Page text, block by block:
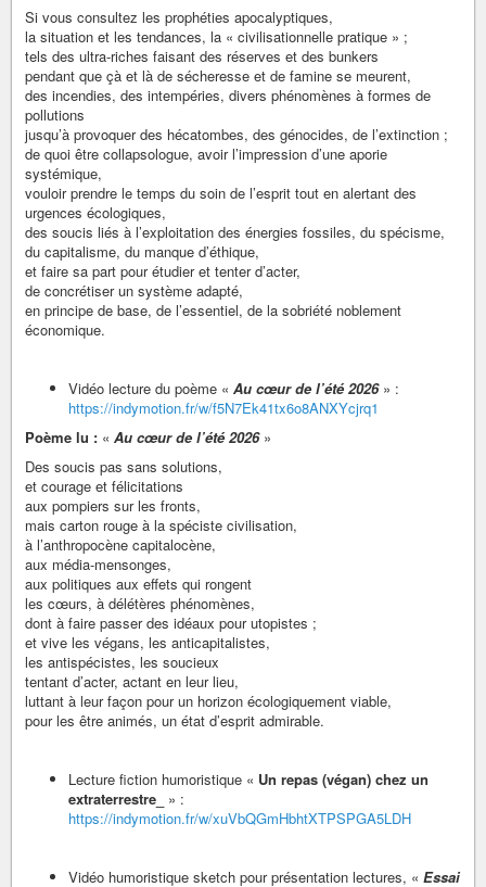
Si vous consultez les prophéties apocalyptiques,
la situation et les tendances, la « civilisationnelle pratique » ;
tels des ultra-riches faisant des réserves et des bunkers
pendant que çà et là de sécheresse et de famine se meurent,
des incendies, des intempéries, divers phénomènes à formes de
pollutions
jusqu’à provoquer des hécatombes, des génocides, de l’extinction ;
de quoi être collapsologue, avoir l’impression d’une aporie
systémique,
vouloir prendre le temps du soin de l’esprit tout en alertant des
urgences écologiques,
des soucis liés à l’exploitation des énergies fossiles, du spécisme,
du capitalisme, du manque d’éthique,
et faire sa part pour étudier et tenter d’acter,
de concrétiser un système adapté,
en principe de base, de l’essentiel, de la sobriété noblement
économique.
Vidéo lecture du poème « Au cœur de l’été 2026» :
https://indymotion.fr/w/f5N7Ek41tx6o8ANXYcjrq1
Poème lu : « Au cœur de l’été 2026»
Des soucis pas sans solutions,
et courage et félicitations
aux pompiers sur les fronts,
mais carton rouge à la spéciste civilisation,
à l’anthropocène capitalocène,
aux média-mensonges,
aux politiques aux effets qui rongent
les cœurs, à délétères phénomènes,
dont à faire passer des idéaux pour utopistes ;
et vive les végans, les anticapitalistes,
les antispécistes, les soucieux
tentant d’acter, actant en leur lieu,
luttant à leur façon pour un horizon écologiquement viable,
pour les être animés, un état d’esprit admirable.
Lecture fiction humoristique « Un repas (végan) chez un
extraterrestre_
» :
https://indymotion.fr/w/xuVbQGmHbhtXTPSPGA5LDH
Vidéo humoristique sketch pour présentation lectures, « Essai